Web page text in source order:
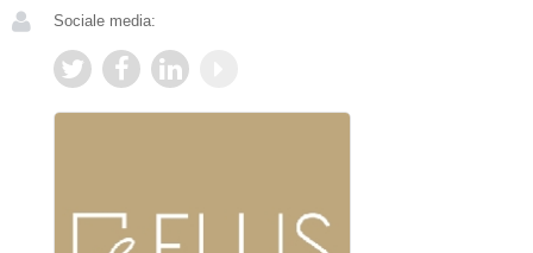
Sociale media: